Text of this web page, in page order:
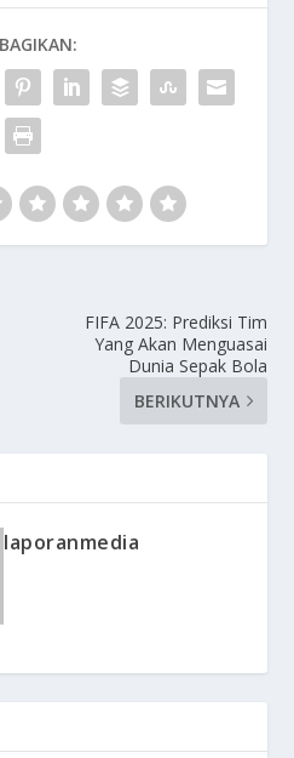
FIFA 2025: Prediksi Tim
Yang Akan Menguasai
Dunia Sepak Bola
BERIKUTNYA
laporanmedia